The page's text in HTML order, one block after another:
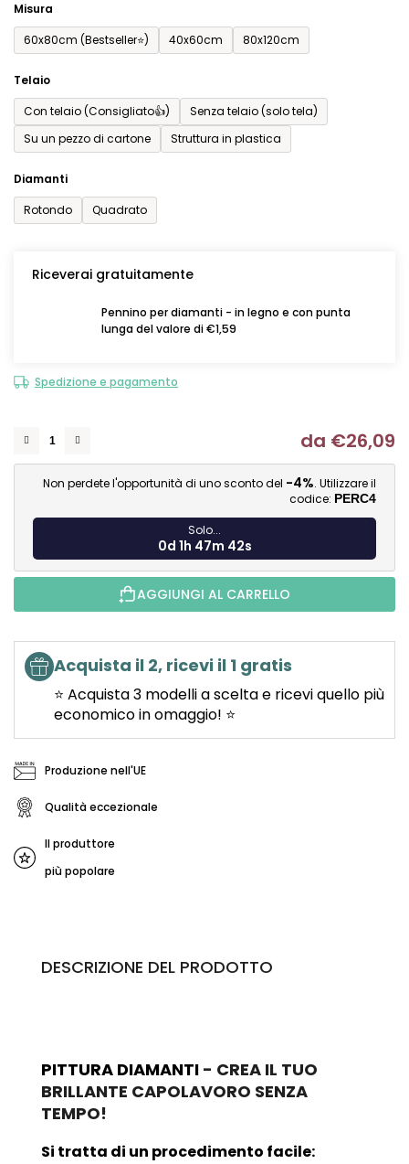
Misura
60x80cm (Bestseller⭐)
40x60cm 80x120cm
Telaio
Con telaio (Consigliato👍)
Senza telaio (solo tela)
Su un pezzo di cartone
Struttura in plastica
Diamanti
Rotondo
Quadrato
Riceverai gratuitamente
Pennino per diamanti - in legno e con punta
lunga del valore di €1,59
Spedizione e pagamento
da €26,09
Non perdete l'opportunità di uno sconto del -4%. Utilizzare il
codice: PERC4
Solo...
0d 1h 47m 41s
AGGIUNGI AL CARRELLO
Acquista il 2, ricevi il 1 gratis
⭐ Acquista 3 modelli a scelta e ricevi quello più
economico in omaggio! ⭐
Produzione nell'UE
Qualità eccezionale
Il produttore
più popolare
DESCRIZIONE DEL PRODOTTO
PITTURA DIAMANTI - CREA IL TUO
BRILLANTE CAPOLAVORO SENZA
TEMPO!
Si tratta di un procedimento facile: